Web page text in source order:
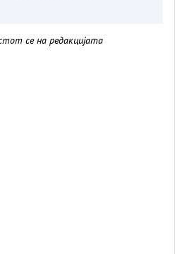
се на редакцијата